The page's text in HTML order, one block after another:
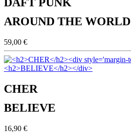
AROUND THE WORLD
59,00 €
CHER
BELIEVE
16,90 €